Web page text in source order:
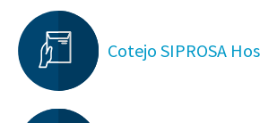
Cotejo SIPROSA